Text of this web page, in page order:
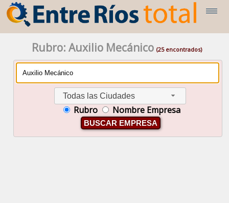
Rubro: Auxilio Mecánico (25 encontrados)
Todas las Ciudades
Rubro Nombre Empresa
BUSCAR EMPRESA